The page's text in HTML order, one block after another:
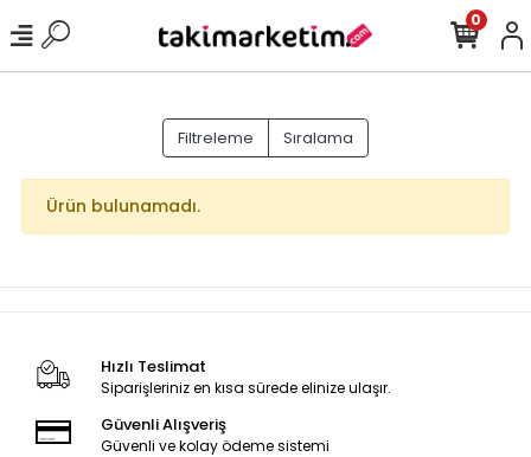
0
Filtreleme Sıralama
Ürün bulunamadı.
Hızlı Teslimat
Siparişleriniz en kısa sürede elinize ulaşır.
Güvenli Alışveriş
Güvenli ve kolay ödeme sistemi